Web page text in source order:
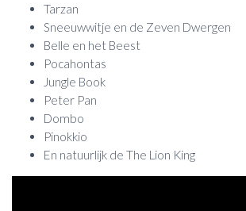
Tarzan
Sneeuwwitje en de Zeven Dwergen
Belle en het Beest
Pocahontas
Jungle Book
Peter Pan
Dombo
Pinokkio
En natuurlijk de The Lion King